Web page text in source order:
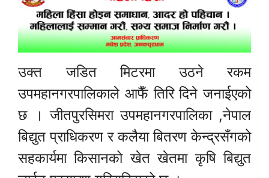
उक्त जडित मिटरमा उठने रकम
उपमहानगरपालिकाले आफैँ तिरि दिने जनाईएको
छ । जीतपुरसिमरा उपमहानगरपालिका ,नेपाल
बिद्युत प्राधिकरण र कलैया बितरण केन्द्रसँगको
सहकार्यमा किसानको खेत खेतमा कृषि बिद्युत